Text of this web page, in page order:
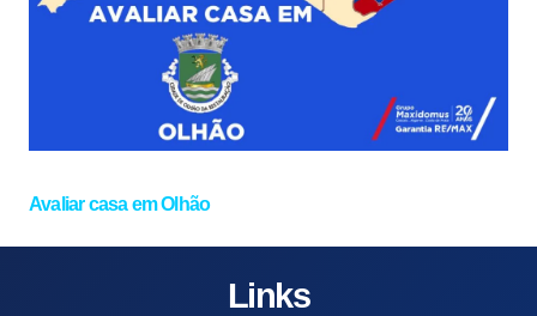
Avaliar casa em Olhão
Links